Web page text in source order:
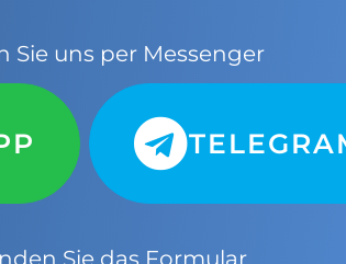
Sie uns per Messenger
Sie das Formular